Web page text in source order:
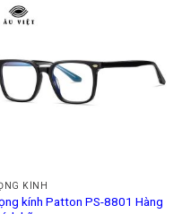
KÍNH
kính Patton PS-8801 Hàng